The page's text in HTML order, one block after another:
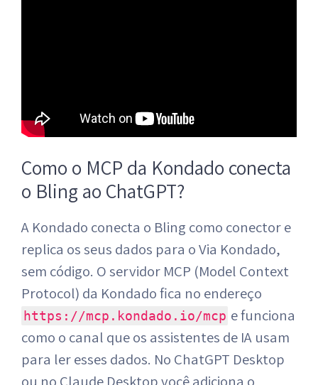
Como o MCP da Kondado conecta
o Bling ao ChatGPT?
A Kondado conecta o Bling como conector e
replica os seus dados para o Via Kondado,
sem código. O servidor MCP (Model Context
Protocol) da Kondado fica no endereço
https://mcp.kondado.io/mcp e funciona
como o canal que os assistentes de IA usam
para ler esses dados. No ChatGPT Desktop
ou no Claude Desktop você adiciona o